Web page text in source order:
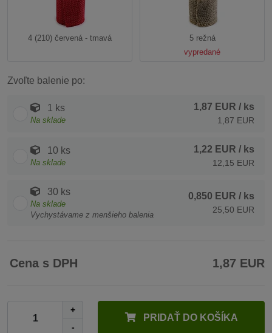
4 (210) červená - tmavá
5 režná
vypredané
Zvoľte balenie po:
1 ks
Na sklade
1,87 EUR / ks
1,87 EUR
10 ks
Na sklade
1,22 EUR / ks
12,15 EUR
30 ks
Na sklade
Vychystávame z menšieho balenia
0,850 EUR / ks
25,50 EUR
Cena s DPH 1,87 EUR
+
-
PRIDAŤ DO KOŠÍKA